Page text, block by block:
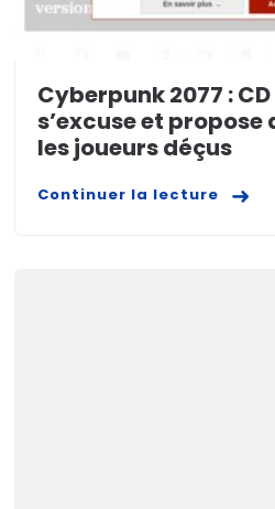
Cyberpunk 2077 :
s’excuse et
les joueurs déçus
Continuer la lecture